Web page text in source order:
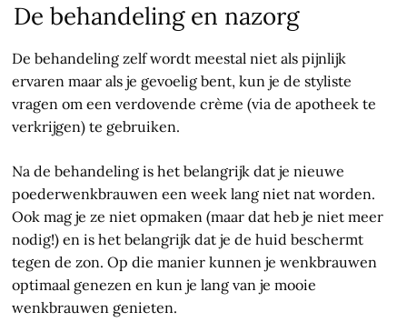
De behandeling en nazorg
De behandeling zelf wordt meestal niet als pijnlijk
ervaren maar als je gevoelig bent, kun je de styliste
vragen om een verdovende crème (via de apotheek te
verkrijgen) te gebruiken.
Na de behandeling is het belangrijk dat je nieuwe
poederwenkbrauwen een week lang niet nat worden.
Ook mag je ze niet opmaken (maar dat heb je niet meer
nodig!) en is het belangrijk dat je de huid beschermt
tegen de zon. Op die manier kunnen je wenkbrauwen
optimaal genezen en kun je lang van je mooie
wenkbrauwen genieten.